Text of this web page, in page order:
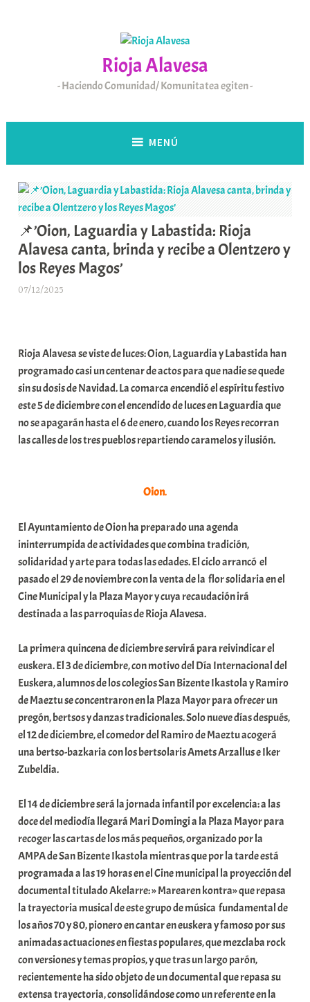
Rioja Alavesa
Haciendo Comunidad/ Komunitatea egiten
MENÚ
📌’Oion, Laguardia y Labastida: Rioja
Alavesa canta, brinda y recibe a Olentzero y
los Reyes Magos’
07/12/2025
a
r
E
r
r
i
o
m
u
n
i
t
t
e
a
Rioja Alavesa se viste de luces: Oion, Laguardia y Labastida han
programado casi un centenar de actos para que nadie se quede
sin su dosis de Navidad. La comarca encendió el espíritu festivo
este 5 de diciembre con el encendido de luces en Laguardia que
no se apagarán hasta el 6 de enero, cuando los Reyes recorran
las calles de los tres pueblos repartiendo caramelos y ilusión.
Oion.
El Ayuntamiento de Oion ha preparado una agenda
ininterrumpida de actividades que combina tradición,
solidaridad y arte para todas las edades. El ciclo arrancó el
pasado el 29 de noviembre con la venta de la flor solidaria en el
Cine Municipal y la Plaza Mayor y cuya recaudación irá
destinada a las parroquias de Rioja Alavesa.
La primera quincena de diciembre servirá para reivindicar el
euskera. El 3 de diciembre, con motivo del Día Internacional del
Euskera, alumnos de los colegios San Bizente Ikastola y Ramiro
de Maeztu se concentraron en la Plaza Mayor para ofrecer un
pregón, bertsos y danzas tradicionales. Solo nueve días después,
el 12 de diciembre, el comedor del Ramiro de Maeztu acogerá
una bertso-bazkaria con los bertsolaris Amets Arzallus e Iker
Zubeldia.
El 14 de diciembre será la jornada infantil por excelencia: a las
doce del mediodía llegará Mari Domingi a la Plaza Mayor para
recoger las cartas de los más pequeños, organizado por la
AMPA de San Bizente Ikastola mientras que por la tarde está
programada a las 19 horas en el Cine municipal la proyección del
documental titulado Akelarre: » Marearen kontra» que repasa
la trayectoria musical de este grupo de música fundamental de
los años 70 y 80, pionero en cantar en euskera y famoso por sus
animadas actuaciones en fiestas populares, que mezclaba rock
con versiones y temas propios, y que tras un largo parón,
recientemente ha sido objeto de un documental que repasa su
extensa trayectoria, consolidándose como un referente en la